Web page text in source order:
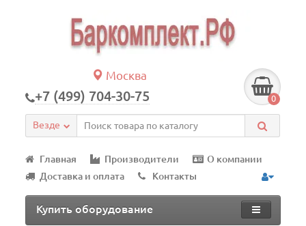
Москва
+7 (499) 704-30-75 0
Везде
Главная Производители
О компании
Доставка и оплата
Контакты
Купить оборудование